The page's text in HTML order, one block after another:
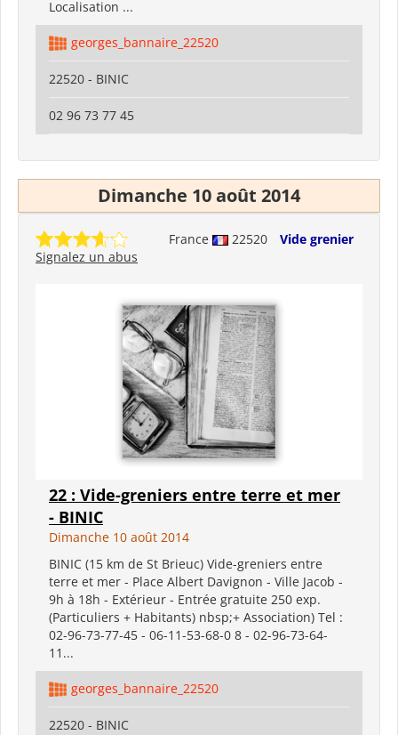
Localisation ...
georges_bannaire_22520
22520 - BINIC
02 96 73 77 45
Dimanche 10 août 2014
France 22520
Vide grenier
Signalez un abus
22 : Vide-greniers entre terre et mer
- BINIC
Dimanche 10 août 2014
BINIC (15 km de St Brieuc) Vide-greniers entre
terre et mer - Place Albert Davignon - Ville Jacob -
9h à 18h - Extérieur - Entrée gratuite 250 exp.
(Particuliers + Habitants) nbsp;+ Association) Tel :
02-96-73-77-45 - 06-11-53-68-0 8 - 02-96-73-64-
11...
georges_bannaire_22520
22520 - BINIC